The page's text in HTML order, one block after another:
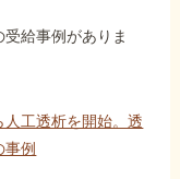
給事例がありま
工透析を開始。透
例